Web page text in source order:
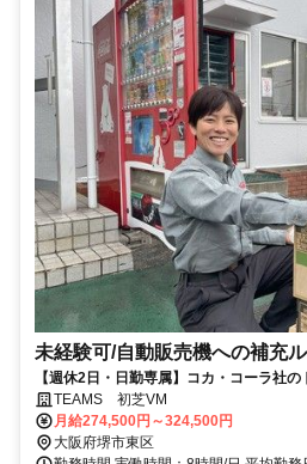
未経験可/自動販売機への補充
【週休2日・日勤専属】コカ・コーラ社
験不問！月給27万円以上＋賞与年2回
TEAMS 初芝VM
月給274,500円～324,500円
大阪府堺市東区